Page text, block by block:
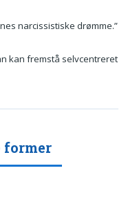
narcissistiske drømme.”
kan fremstå selvcentreret
former